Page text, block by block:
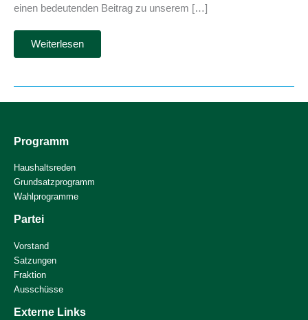
einen bedeutenden Beitrag zu unserem […]
Soforthilfeprogramm
Sportvereine
Bewältigung
von
Weiterlesen
Programm
Haushaltsreden
Grundsatzprogramm
Wahlprogramme
Partei
Vorstand
Satzungen
Fraktion
Ausschüsse
Externe Links